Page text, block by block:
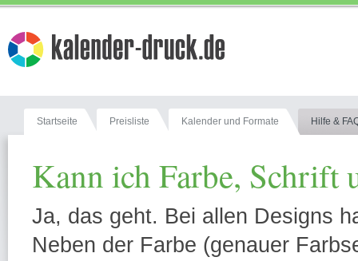
Startseite Preisliste Kalender und Formate Hilfe &
Kann ich Farbe, Schrift
Ja, das geht. Bei allen Designs
Neben der Farbe (genauer